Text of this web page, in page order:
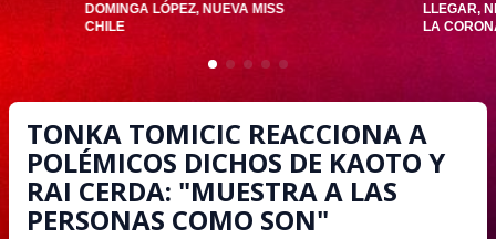
DOMINGA LÓPEZ, NUEVA MISS
CHILE
LLEGAR,
LA
TONKA TOMICIC REACCIONA A
POLÉMICOS DICHOS DE KAOTO Y
RAI CERDA: "MUESTRA A LAS
PERSONAS COMO SON"